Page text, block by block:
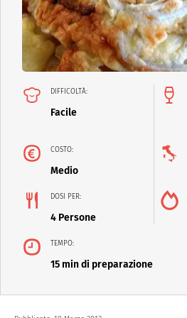
DIFFICOLTÀ:
Facile
COSTO:
Medio
DOSI PER:
4 Persone
TEMPO:
15 min di preparazione